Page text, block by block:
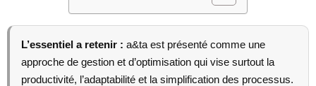
L’essentiel a retenir : a&ta est présenté comme une
approche de gestion et d’optimisation qui vise surtout la
productivité, l’adaptabilité et la simplification des processus.